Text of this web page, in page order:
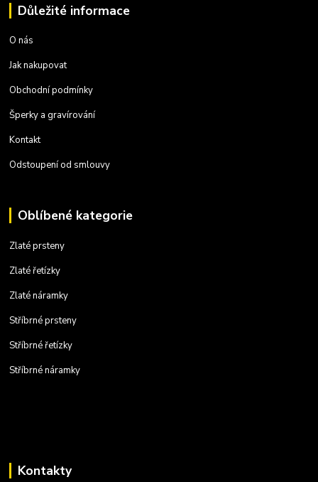
Důležité informace
O nás
Jak nakupovat
Obchodní podmínky
Šperky a gravírování
Kontakt
Odstoupení od smlouvy
Oblíbené kategorie
Zlaté prsteny
Zlaté řetízky
Zlaté náramky
Stříbrné prsteny
Stříbrné řetízky
Stříbrné náramky
Kontakty